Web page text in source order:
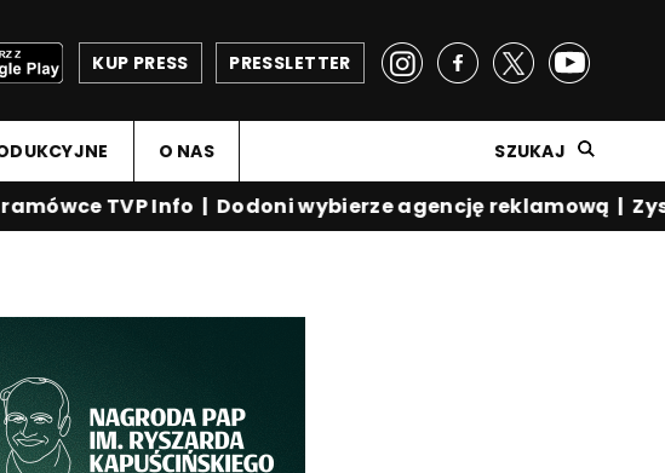
PRESSLETTER
KUP PRESS
O NAS SZUKAJ
TVP Info | Dodoni wybierze agencję reklamową |